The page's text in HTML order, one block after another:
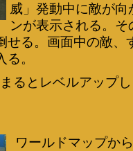
威」発動中に敵が
ンが表示される。
せる。画面中の敵、
。
るとレベルアップ
ワールドマップか